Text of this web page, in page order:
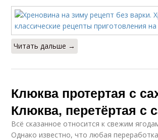
Читать дальше →
Клюква протертая с
Клюква, перетёртая с
Всё сказанное относится к свежим
Однако известно, что любая